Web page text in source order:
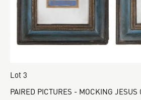
Lot 3
PAIRED PICTURES - MOCKING JESUS